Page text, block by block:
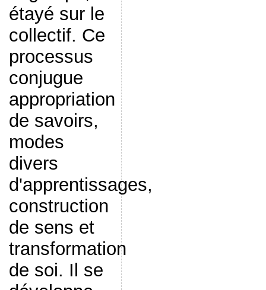
étayé sur le
collectif. Ce
processus
conjugue
appropriation
de savoirs,
modes
divers
d'apprentissages,
construction
de sens et
transformation
de soi. Il se